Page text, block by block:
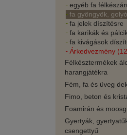
egyéb fa
fa gyöngyök,
fa jelek díszítésre
fa karikák és
fa kivágások
Árkedvezmény
Félkésztermékek
harangjátékra
Fém, fa és üveg
Fimo, beton és
Foamirán és
Gyertyák,
csengettyű